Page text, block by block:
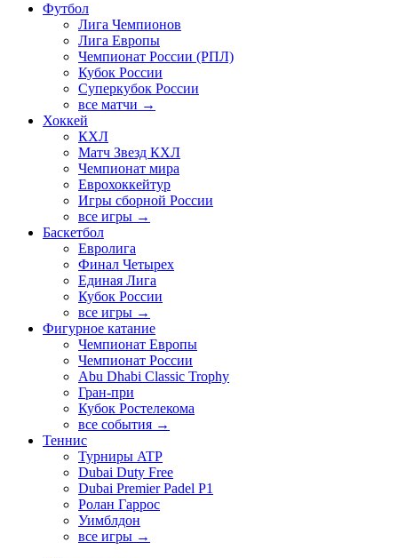
Футбол
Лига Чемпионов
Лига Европы
Чемпионат России (РПЛ)
Кубок России
Суперкубок России
все матчи →
Хоккей
КХЛ
Матч Звезд КХЛ
Чемпионат мира
Еврохоккейтур
Игры сборной России
все игры →
Баскетбол
Евролига
Финал Четырех
Единая Лига
Кубок России
все игры →
Фигурное катание
Чемпионат Европы
Чемпионат России
Abu Dhabi Classic Trophy
Гран-при
Кубок Ростелекома
все события →
Теннис
Турниры ATP
Dubai Duty Free
Dubai Premier Padel P1
Ролан Гаррос
Уимблдон
все игры →